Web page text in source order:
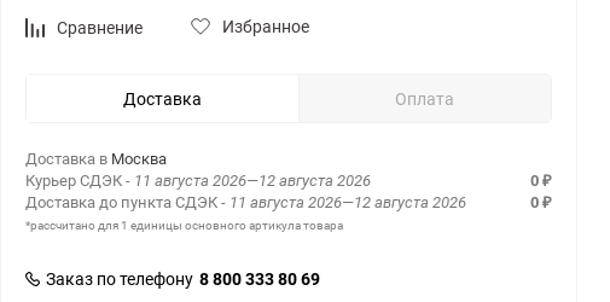
Сравнение Избранное
Доставка Оплата
Доставка в Москва
Курьер СДЭК- 11 августа 2026—12 августа 2026 0 ₽
Доставка до пункта СДЭК- 11 августа 2026—12 августа 2026 0 ₽
*рассчитано для 1 единицы основного артикула товара
Заказ по телефону 8 800 333 80 69